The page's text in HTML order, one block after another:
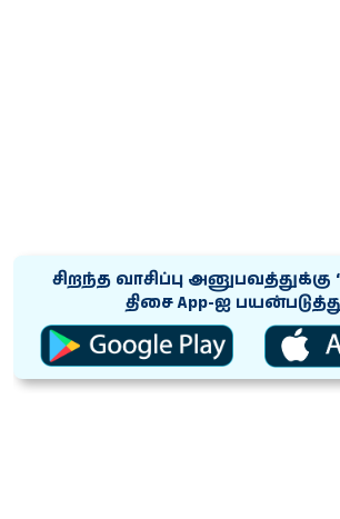
சிறந்த வாசிப்பு அனுபவத்துக்கு
திசை App-ஐ